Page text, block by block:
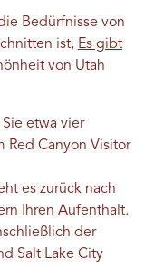
Bedürfnisse von
ist, Es gibt
von Utah
etwa vier
Red Canyon Visitor
es zurück nach
Ihren Aufenthalt.
der
Salt Lake City